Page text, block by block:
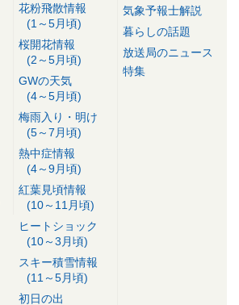
花粉飛散情報
(1～5月頃)
桜開花情報
(2～5月頃)
GWの天気
(4～5月頃)
梅雨入り・明け
(5～7月頃)
熱中症情報
(4～9月頃)
紅葉見頃情報
(10～11月頃)
ヒートショック
(10～3月頃)
スキー積雪情報
(11～5月頃)
初日の出
気象予報士解説
暮らしの話題
放送局のニュース
特集